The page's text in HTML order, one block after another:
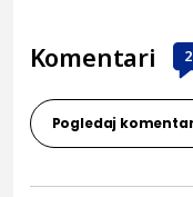
Komentari
Pogledaj